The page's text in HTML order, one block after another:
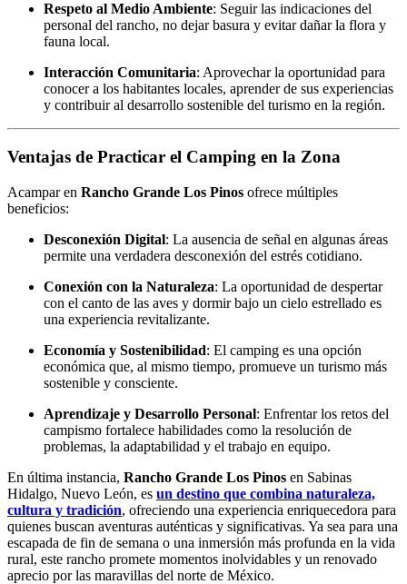
Respeto al Medio Ambiente: Seguir las indicaciones del
personal del rancho, no dejar basura y evitar dañar la flora y
fauna local.
Interacción Comunitaria: Aprovechar la oportunidad para
conocer a los habitantes locales, aprender de sus experiencias
y contribuir al desarrollo sostenible del turismo en la región.
Ventajas de Practicar el Camping en la Zona
Acampar en Rancho Grande Los Pinos ofrece múltiples
beneficios:
Desconexión Digital: La ausencia de señal en algunas áreas
permite una verdadera desconexión del estrés cotidiano.
Conexión con la Naturaleza: La oportunidad de despertar
con el canto de las aves y dormir bajo un cielo estrellado es
una experiencia revitalizante.
Economía y Sostenibilidad: El camping es una opción
económica que, al mismo tiempo, promueve un turismo más
sostenible y consciente.
Aprendizaje y Desarrollo Personal: Enfrentar los retos del
campismo fortalece habilidades como la resolución de
problemas, la adaptabilidad y el trabajo en equipo.
En última instancia, Rancho Grande Los Pinos en Sabinas
Hidalgo, Nuevo León, es un destino que combina naturaleza,
cultura y tradición, ofreciendo una experiencia enriquecedora para
quienes buscan aventuras auténticas y significativas. Ya sea para una
escapada de fin de semana o una inmersión más profunda en la vida
rural, este rancho promete momentos inolvidables y un renovado
aprecio por las maravillas del norte de México.